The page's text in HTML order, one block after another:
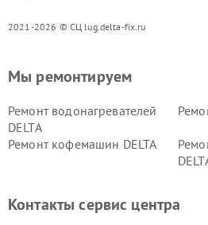
2021-2026 © СЦ lug.delta-fix.ru
Мы ремонтируем
Ремонт водонагревателей
DELTA
Ремонт кофемашин DELTA
Контакты сервис центра